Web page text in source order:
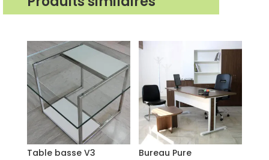
Table basse V3
Bureau Pure